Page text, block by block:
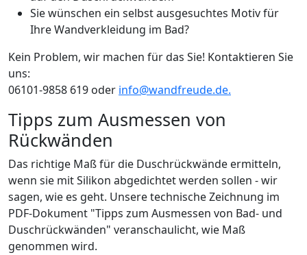
Sie wünschen ein selbst ausgesuchtes Motiv für
Ihre Wandverkleidung im Bad?
Kein Problem, wir machen für das Sie! Kontaktieren Sie
uns:
06101-9858 619 oder info@wandfreude.de.
Tipps zum Ausmessen von
Rückwänden
Das richtige Maß für die Duschrückwände ermitteln,
wenn sie mit Silikon abgedichtet werden sollen - wir
sagen, wie es geht. Unsere technische Zeichnung im
PDF-Dokument "Tipps zum Ausmessen von Bad- und
Duschrückwänden" veranschaulicht, wie Maß
genommen wird.